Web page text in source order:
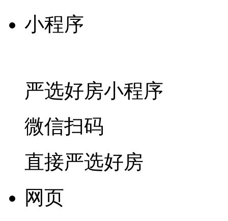
小程序
严选好房小程序
微信扫码
直接严选好房
网页